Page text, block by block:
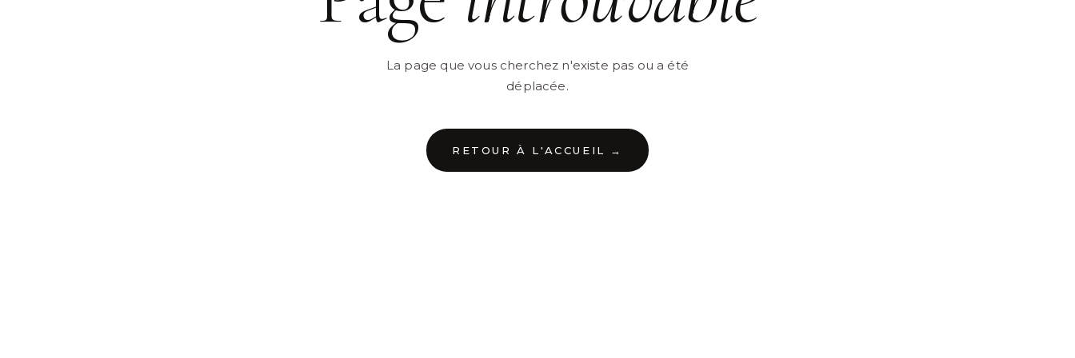
La page que vous cherchez n'existe pas ou a été
déplacée.
RETOUR À L'ACCUEIL →